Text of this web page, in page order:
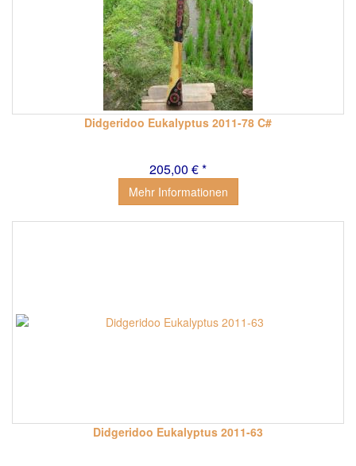
Didgeridoo Eukalyptus 2011-78 C#
205,00 € *
Mehr Informationen
Didgeridoo Eukalyptus 2011-63